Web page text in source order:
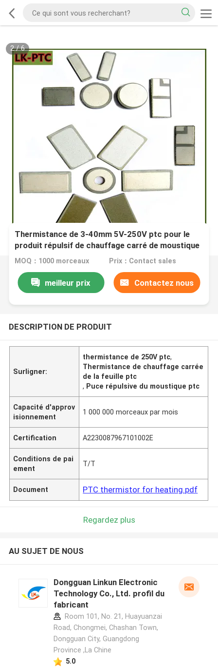
2/6
Thermistance de 3-40mm 5V-250V ptc pour le
produit répulsif de chauffage carré de moustique
de feuille
MOQ：1000 morceaux Prix：Contact sales
meilleur prix Contactez nous
DESCRIPTION DE PRODUIT
Surligner:
thermistance de 250V ptc,
Thermistance de chauffage carrée
de la feuille ptc
, Puce répulsive du moustique ptc
Capacité d'approv
isionnement
1 000 000 morceaux par mois
Certification A2230087967101002E
Conditions de pai
ement
T/T
Document PTC thermistor for heating.pdf
Regardez plus
AU SUJET DE NOUS
Dongguan Linkun Electronic
Technology Co., Ltd. profil du
fabricant
Room 101, No. 21, Huayuanzai
Road, Chongmei, Chashan Town,
Dongguan City, Guangdong
Province ,La Chine
5.0